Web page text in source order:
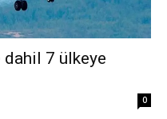
dahil 7 ülkeye
0